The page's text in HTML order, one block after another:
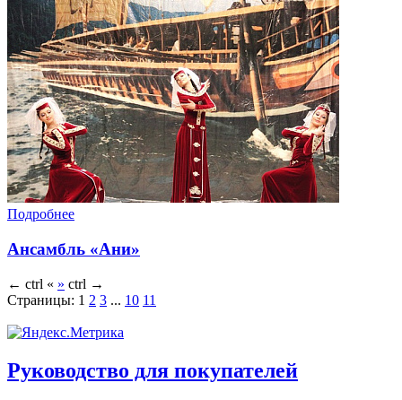
Подробнее
Ансамбль «Ани»
← ctrl « » ctrl →
Страницы: 1 2 3 ... 10 11
Руководство для покупателей